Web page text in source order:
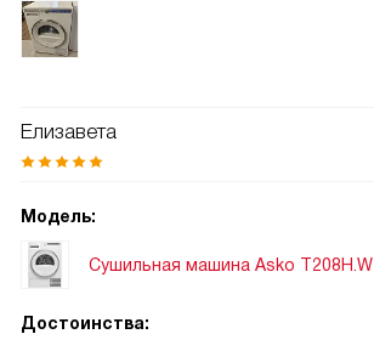
Елизавета
Модель:
Сушильная машина Asko T208H.W
Достоинства: